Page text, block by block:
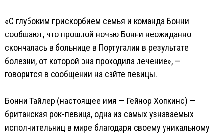
«С глубоким прискорбием семья и команда Бонни
сообщают, что прошлой ночью Бонни неожиданно
скончалась в больнице в Португалии в результате
болезни, от которой она проходила лечение», —
говорится в сообщении на сайте певицы.
Бонни Тайлер (настоящее имя — Гейнор Хопкинс) —
британская рок-певица, одна из самых узнаваемых
исполнительниц в мире благодаря своему уникальному